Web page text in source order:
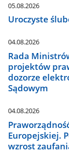
05.08.2026
Uroczyste
04.08.2026
Rada
projektów
dozorze
Sądowym
04.08.2026
Europejskiej.
wzrost